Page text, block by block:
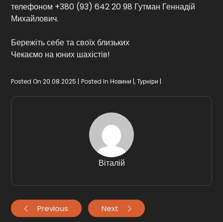
телефоном +380 (93) 642 20 98 Гутман Геннадій
Михайлович.
Бережіть себе та своїх близьких
Чекаємо на юних шахістів!
Posted On 20.08.2025 Posted In Новини ,Турніри
Віталій
Previous Next